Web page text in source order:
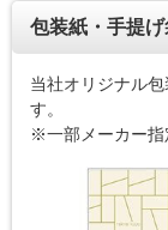
包装紙・手提
当社オリジナル
す。
※一部メーカー指